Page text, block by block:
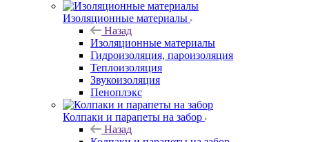
Изоляционные материалы
Назад
Изоляционные материалы
Гидроизоляция, пароизоляция
Теплоизоляция
Звукоизоляция
Пеноплэкс
Колпаки и парапеты на забор
Назад